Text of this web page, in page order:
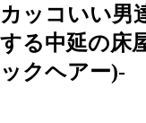
カッコいい男
する中延の床
ックヘアー)-